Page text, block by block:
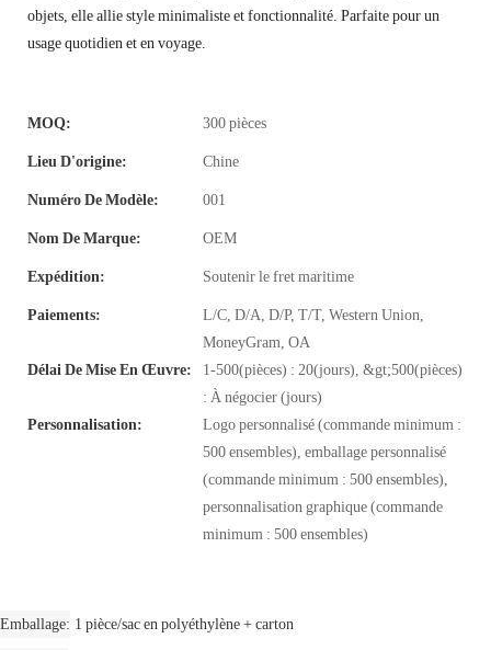
objets, elle allie style minimaliste et fonctionnalité. Parfaite pour un
usage quotidien et en voyage.
MOQ: 300 pièces
Lieu D'origine: Chine
Numéro De Modèle: 001
Nom De Marque: OEM
Expédition: Soutenir le fret maritime
Paiements:
L/C, D/A, D/P, T/T, Western Union,
MoneyGram, OA
Délai De Mise En Œuvre:
1-500(pièces) : 20(jours), &gt;500(pièces)
: À négocier (jours)
Personnalisation:
Logo personnalisé (commande minimum :
500 ensembles), emballage personnalisé
(commande minimum : 500 ensembles),
personnalisation graphique (commande
minimum : 500 ensembles)
Emballage 1 pièce/sac en polyéthylène + carton